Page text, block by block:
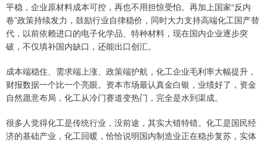
平稳，企业原材料成本可控，再也不用担惊受怕。再加上国家“反内
卷”政策持续发力，鼓励行业自律稳价，同时大力支持高端化工国产替
代，以前依赖进口的电子化学品、特种材料，现在国内企业逐步突
破，不仅填补国内缺口，还能出口创汇。
成本端稳住、需求端上涨、政策端护航，化工企业毛利率大幅提升，
财报数据一个比一个亮眼。资本市场最认真金白银，业绩好了，资金
自然愿意布局，化工从冷门赛道变热门，完全是水到渠成。
很多人觉得化工是传统行业，没前途，其实大错特错。化工是国民经
济的基础产业，化工回暖，恰恰说明国内制造业正在稳步复苏，实体